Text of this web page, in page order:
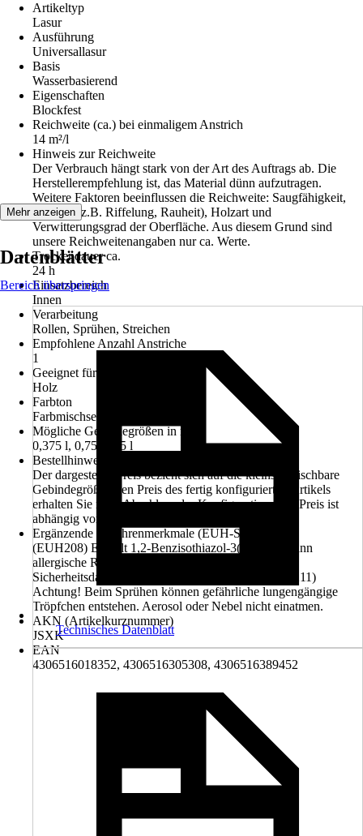
Artikeltyp
Lasur
Ausführung
Universallasur
Basis
Wasserbasierend
Eigenschaften
Blockfest
Reichweite (ca.) bei einmaligem Anstrich
14 m²/l
Hinweis zur Reichweite
Der Verbrauch hängt stark von der Art des Auftrags ab. Die
Herstellerempfehlung ist, das Material dünn aufzutragen.
Weitere Faktoren beeinflussen die Reichweite: Saugfähigkeit,
Struktur (z.B. Riffelung, Rauheit), Holzart und
Verwitterungsgrad der Oberfläche. Aus diesem Grund sind
unsere Reichweitenangaben nur ca. Werte.
Trockendauer ca.
24 h
Einsatzbereich
Innen
Verarbeitung
Rollen, Sprühen, Streichen
Empfohlene Anzahl Anstriche
1
Geeignet für Untergrund
Holz
Farbton
Farbmischservice
Mögliche Gebindegrößen in ml/l
0,375 l, 0,75 l, 2,5 l
Bestellhinweis
Der dargestellte Preis bezieht sich auf die kleinste mischbare
Gebindegröße. Den Preis des fertig konfigurierten Artikels
erhalten Sie nach Abschluss der Konfiguration. Der Preis ist
abhängig von der gewählten Gebindegröße.
Ergänzende Gefahrenmerkmale (EUH-Sätze)
(EUH208) Enthält 1,2-Benzisothiazol-3(2H)-on. Kann
allergische Reaktionen hervorrufen., (EUH210)
Sicherheitsdatenblatt auf Anfrage erhältlich., (EUH211)
Achtung! Beim Sprühen können gefährliche lungengängige
Tröpfchen entstehen. Aerosol oder Nebel nicht einatmen.
AKN (Artikelkurznummer)
JSXK
EAN
4306516018352, 4306516305308, 4306516389452
Mehr anzeigen
Datenblätter
Bereich überspringen
Technisches Datenblatt